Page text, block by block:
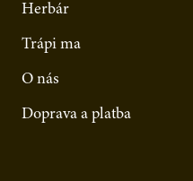
Herbár
Trápi ma
O nás
Doprava a platba